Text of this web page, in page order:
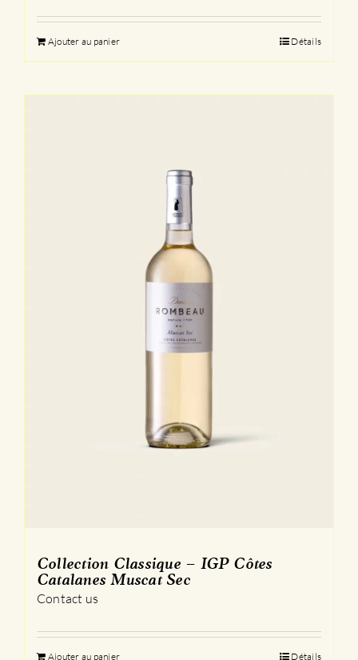
Ajouter au panier Détails
Collection Classique – IGP Côtes
Catalanes Muscat Sec
Contact us
Ajouter au panier Détails